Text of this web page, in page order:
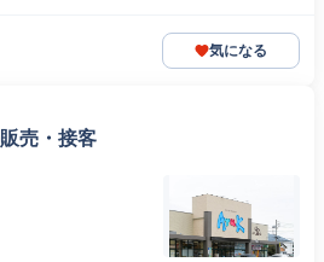
気になる
売・接客